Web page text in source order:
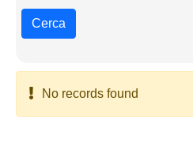
Cerca
No records found